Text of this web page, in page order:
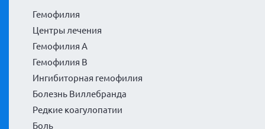
Гемофилия
Центры лечения
Гемофилия А
Гемофилия В
Ингибиторная гемофилия
Болезнь Виллебранда
Редкие коагулопатии
Боль